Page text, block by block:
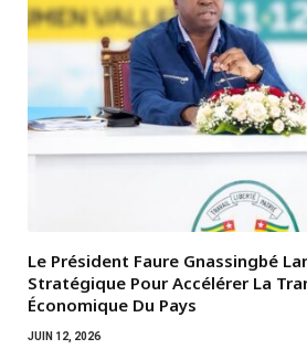
Le Président Faure Gnassingbé
Stratégique Pour Accélérer La
Économique Du Pays
JUIN 12, 2026